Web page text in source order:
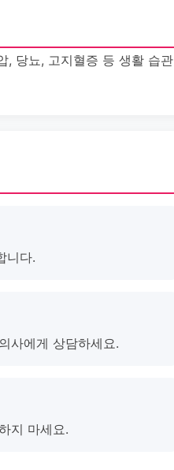
, 당뇨, 고지혈증 등 생활 습관
니다.
사에게 상담하세요.
지 마세요.